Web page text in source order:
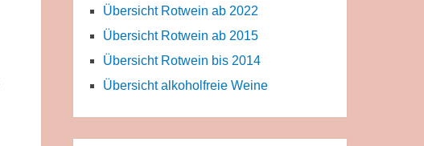
Übersicht Rotwein ab 2022
Übersicht Rotwein ab 2015
Übersicht Rotwein bis 2014
Übersicht alkoholfreie Weine